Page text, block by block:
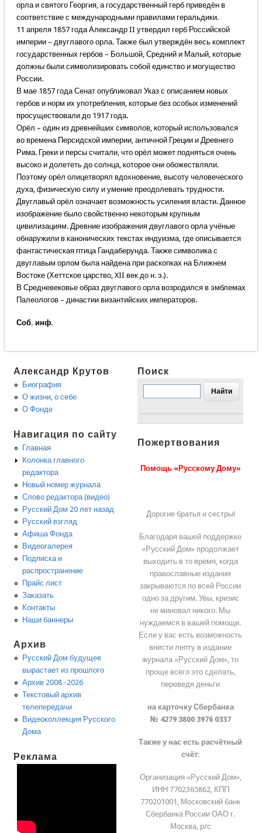
орла и святого Георгия, а государственный герб приведён в
соответствие с международными правилами геральдики.
11 апреля 1857 года Александр II утвердил герб Российской
империи – двуглавого орла. Также был утверждён весь комплект
государственных гербов – Большой, Средний и Малый, которые
должны были символизировать собой единство и могущество
России.
В мае 1857 года Сенат опубликовал Указ с описанием новых
гербов и норм их употребления, которые без особых изменений
просуществовали до 1917 года.
Орёл – один из древнейших символов, который использовался
во времена Персидской империи, античной Греции и Древнего
Рима. Греки и персы считали, что орёл может подняться очень
высоко и долететь до солнца, которое они обожествляли.
Поэтому орёл олицетворял вдохновение, высоту человеческого
духа, физическую силу и умение преодолевать трудности.
Двуглавый орёл означает возможность усиления власти. Данное
изображение было свойственно некоторым крупным
цивилизациям. Древние изображения двуглавого орла учёные
обнаружили в канонических текстах индуизма, где описывается
фантастическая птица Гандаберунда. Также символика с
двуглавым орлом была найдена при раскопках на Ближнем
Востоке (Хеттское царство, XII век до н. э.).
В Средневековье образ двуглавого орла возродился в эмблемах
Палеологов – династии византийских императоров.
Соб. инф.
Александр Крутов
Биография
О жизни, о себе
О Фонде
Навигация по сайту
Главная
Колонка главного
редактора
Новый номер журнала
Слово редактора (видео)
Русский Дом 20 лет назад
Русский взгляд
Афиша Фонда
Видеогалерея
Подписка и
распространение
Прайс лист
Заказать
Контакты
Наши баннеры
Архив
Русский Дом будущее
вырастает из прошлого
Архив 2008 -2026
Текстовый архив
телепередачи
Видеоколлекция Русского
Дома
Реклама
Поиск
Пожертвования
Помощь «Русскому Дому»
Дорогие братья и сестры!
Благодаря вашей поддержке
«Русский Дом» продолжает
выходить в то время, когда
православные издания
закрываются по всей России
одно за другим. Увы, кризис
не миновал никого. Мы
нуждаемся в вашей помощи.
Если у вас есть возможность
внести лепту в издание
журнала «Русский Дом», то
проще всего это сделать,
переведя деньги
на карточку Сбербанка
№ 4279 3800 3976 0337
Также у нас есть расчётный
счёт:
Организация «Русский Дом»,
ИНН 7702365862, КПП
770201001, Московский банк
Сбербанка России ОАО г.
Москва, р/с